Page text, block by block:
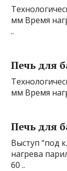
мм Время
..
Печь для
мм Время
Печь для
Выступ “под
нагрева
60 ..